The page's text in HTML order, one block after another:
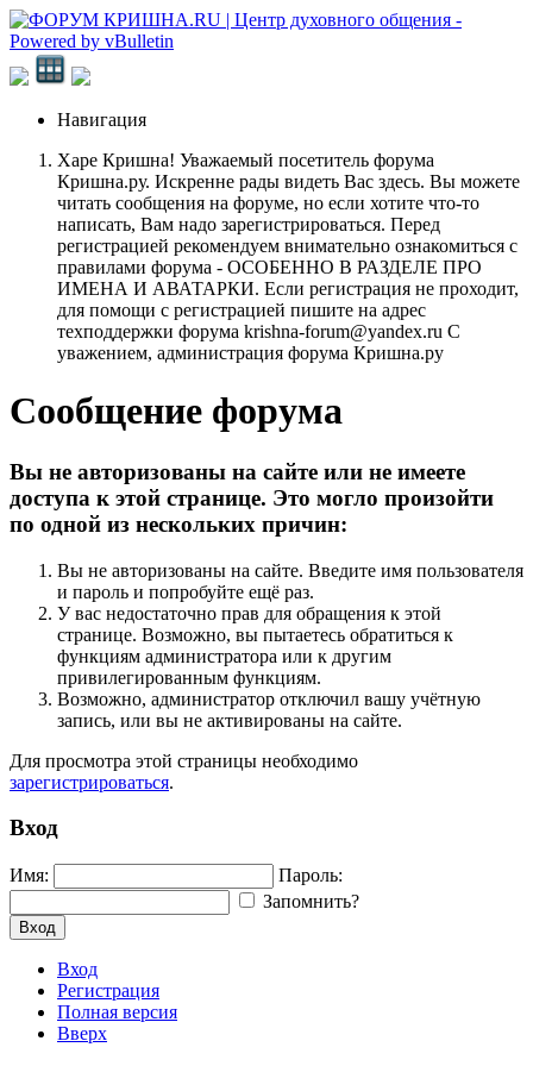
Навигация
Харе Кришна! Уважаемый посетитель форума
Кришна.ру. Искренне рады видеть Вас здесь. Вы можете
читать сообщения на форуме, но если хотите что-то
написать, Вам надо зарегистрироваться. Перед
регистрацией рекомендуем внимательно ознакомиться с
правилами форума - ОСОБЕННО В РАЗДЕЛЕ ПРО
ИМЕНА И АВАТАРКИ. Если регистрация не проходит,
для помощи с регистрацией пишите на адрес
техподдержки форума krishna-forum@yandex.ru С
уважением, администрация форума Кришна.ру
Сообщение форума
Вы не авторизованы на сайте или не имеете
доступа к этой странице. Это могло произойти
по одной из нескольких причин:
Вы не авторизованы на сайте. Введите имя пользователя
и пароль и попробуйте ещё раз.
У вас недостаточно прав для обращения к этой
странице. Возможно, вы пытаетесь обратиться к
функциям администратора или к другим
привилегированным функциям.
Возможно, администратор отключил вашу учётную
запись, или вы не активированы на сайте.
Для просмотра этой страницы необходимо
зарегистрироваться.
Вход
Имя:
Пароль:
Запомнить?
Вход
Вход
Регистрация
Полная версия
Вверх